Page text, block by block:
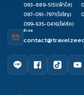
093-889-5151(ฟ้าใส)
097-091-7971(โจริญ)
099-635-0416(โฟล์ค)
อีเมล